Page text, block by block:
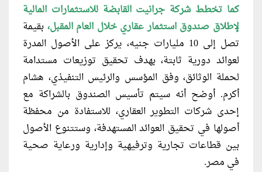
كما تخطط شركة جرانيت القابضة للاستثمارات المالية
لإطلاق صندوق استثمار عقاري خلال العام المقبل، بقيمة
تصل إلى 10 مليارات جنيه، يركز على الأصول المدرة
لعوائد دورية ثابتة، بهدف تحقيق توزيعات مستدامة
لحملة الوثائق، وفق المؤسس والرئيس التنفيذي، هشام
أكرم. أوضح أنه سيتم تأسيس الصندوق بالشراكة مع
إحدى شركات التطوير العقاري، للاستفادة من محفظة
أصولها في تحقيق العوائد المستهدفة، وستتنوع الأصول
بين قطاعات تجارية وترفيهية وإدارية ورعاية صحية
في مصر.